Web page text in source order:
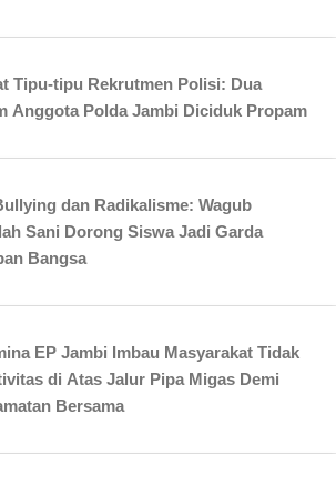
Tipu-tipu Rekrutmen Polisi: Dua
Anggota Polda Jambi Diciduk Propam
dan Radikalisme: Wagub
Sani Dorong Siswa Jadi Garda
Bangsa
EP Jambi Imbau Masyarakat Tidak
di Atas Jalur Pipa Migas Demi
Bersama